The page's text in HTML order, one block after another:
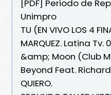
[PDF] Periodo de
Unimpro
TU (EN VIVO LOS 4
MARQUEZ. Latina Tv.
&amp; Moon (Club
Beyond Feat.
QUIERO.